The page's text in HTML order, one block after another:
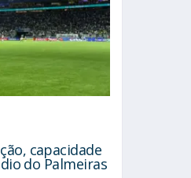
capacidade
do Palmeiras